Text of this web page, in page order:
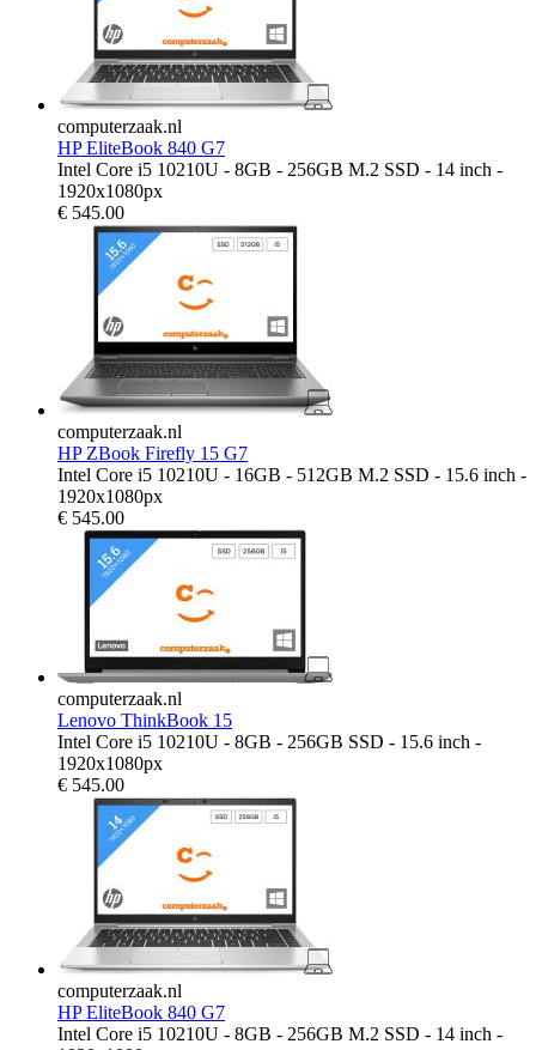
computerzaak.nl
HP EliteBook 840 G7
Intel Core i5 10210U - 8GB - 256GB M.2 SSD - 14 inch -
1920x1080px
€ 545.00
computerzaak.nl
HP ZBook Firefly 15 G7
Intel Core i5 10210U - 16GB - 512GB M.2 SSD - 15.6 inch -
1920x1080px
€ 545.00
computerzaak.nl
Lenovo ThinkBook 15
Intel Core i5 10210U - 8GB - 256GB SSD - 15.6 inch -
1920x1080px
€ 545.00
computerzaak.nl
HP EliteBook 840 G7
Intel Core i5 10210U - 8GB - 256GB M.2 SSD - 14 inch -